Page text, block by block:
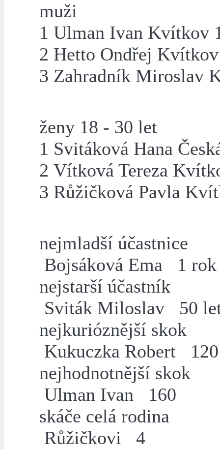
muži
1 Ulman Ivan Kvítkov
2 Hetto Ondřej
3 Zahradník Miroslav
ženy 18 - 30 let
1 Svitáková Hana
2 Vítková Tereza
3 Růžičková Pavla
nejmladší účastnice
Bojsáková Ema 1 rok
nejstarší účastník
Sviták Miloslav 50
nejkurióznější skok
Kukuczka Robert 120
nejhodnotnější skok
Ulman Ivan 160
skáče celá rodina
Růžičkovi 4